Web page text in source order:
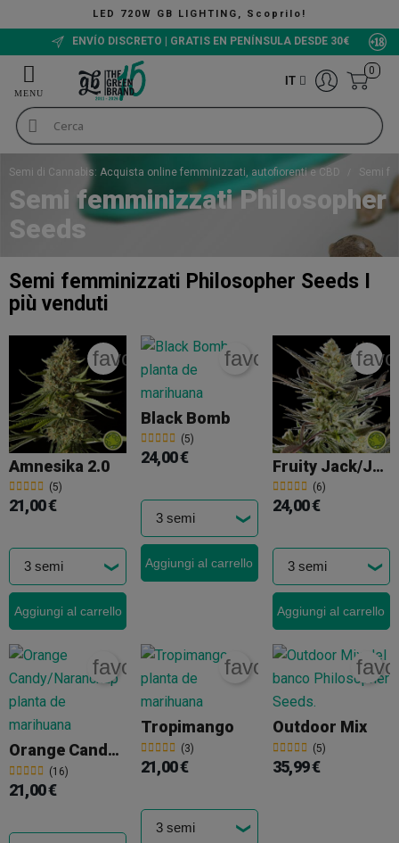
LED 720W GB LIGHTING, Scoprilo!
ENVÍO DISCRETO | GRATIS EN PENÍNSULA DESDE 30€
IT
0
Semi di Cannabis: Acquista online femminizzati, autofiorenti e CBD Semi
Semi femminizzati Philosopher
Seeds
Semi femminizzati Philosopher Seeds
più venduti
Amnesika 2.0
(5)
favorite_border
21,00 €
Aggiungi al carrello
Black Bomb
(5)
favorite_border
24,00 €
Aggiungi al carrello
Fruity Jack/Jack El Frutero
(6)
24,00 €
Aggiungi al carrello
Orange Candy/Naranchup
(16)
favorite_border
21,00 €
Tropimango
(3)
favorite_border
21,00 €
Outdoor Mix
(5)
35,99 €